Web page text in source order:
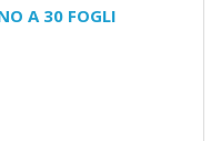
A 30 FOGLI